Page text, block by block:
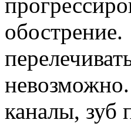
каналы, зуб